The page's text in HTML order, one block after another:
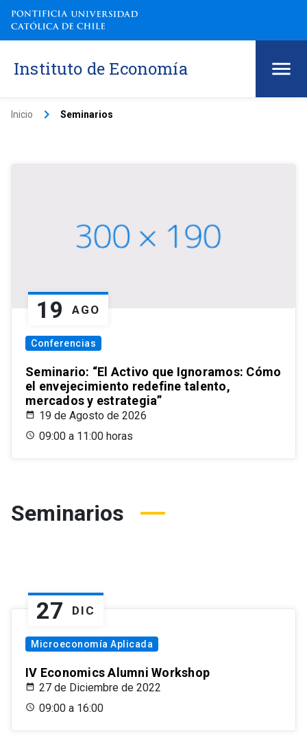
Instituto de Economía
Inicio keyboard_arrow_right Seminarios
19 AGO
Conferencias
Seminario: “El Activo que Ignoramos: Cómo
el envejecimiento redefine talento,
mercados y estrategia”
19 de Agosto de 2026
09:00 a 11:00 horas
Seminarios
27 DIC
Microeconomía Aplicada
IV Economics Alumni Workshop
27 de Diciembre de 2022
09:00 a 16:00